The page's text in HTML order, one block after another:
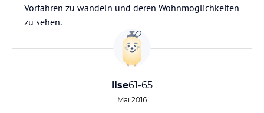
Vorfahren zu wandeln und deren Wohnmöglichkeiten
zu sehen.
Ilse61-65
Mai 2016